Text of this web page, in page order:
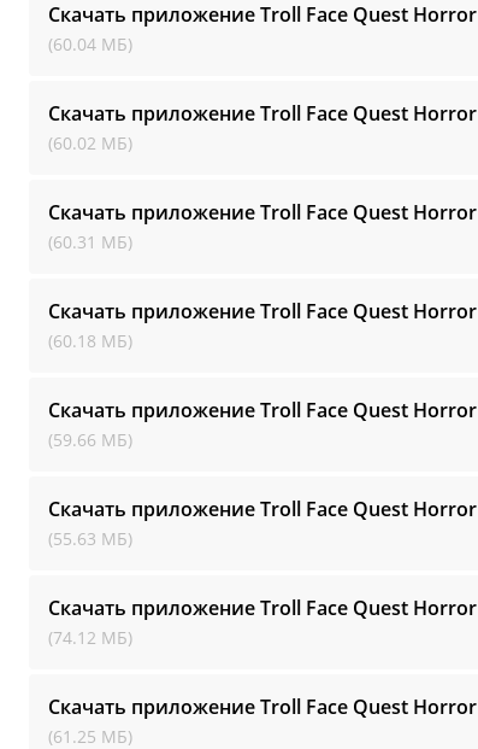
Скачать приложение Troll Face Quest Horror
(60.04 МБ)
Скачать приложение Troll Face Quest Horror
(60.02 МБ)
Скачать приложение Troll Face Quest Horror
(60.31 МБ)
Скачать приложение Troll Face Quest Horror
(60.18 МБ)
Скачать приложение Troll Face Quest Horror
(59.66 МБ)
Скачать приложение Troll Face Quest Horror
(55.63 МБ)
Скачать приложение Troll Face Quest Horror
(74.12 МБ)
Скачать приложение Troll Face Quest Horror
(61.25 МБ)